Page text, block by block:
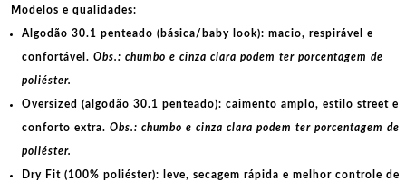
Modelos e qualidades:
Algodão 30.1 penteado (básica/baby look): macio, respirável e
confortável. Obs.: chumbo e cinza clara podem ter porcentagem de
poliéster.
Oversized (algodão 30.1 penteado): caimento amplo, estilo street e
conforto extra. Obs.: chumbo e cinza clara podem ter porcentagem de
poliéster.
Dry Fit (100% poliéster): leve, secagem rápida e melhor controle de